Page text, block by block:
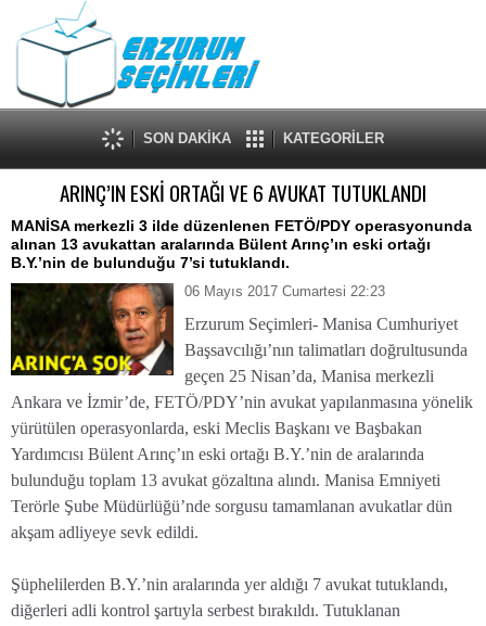
SON DAKİKA KATEGORİLER
ARINÇ’IN ESKİ ORTAĞI VE 6 AVUKAT TUTUKLANDI
MANİSA merkezli 3 ilde düzenlenen FETÖ/PDY operasyonunda
alınan 13 avukattan aralarında Bülent Arınç’ın eski ortağı
B.Y.’nin de bulunduğu 7’si tutuklandı.
06 Mayıs 2017 Cumartesi 22:23
Erzurum Seçimleri- Manisa Cumhuriyet
Başsavcılığı’nın talimatları doğrultusunda
geçen 25 Nisan’da, Manisa merkezli
Ankara ve İzmir’de, FETÖ/PDY’nin avukat yapılanmasına yönelik
yürütülen operasyonlarda, eski Meclis Başkanı ve Başbakan
Yardımcısı Bülent Arınç’ın eski ortağı B.Y.’nin de aralarında
bulunduğu toplam 13 avukat gözaltına alındı. Manisa Emniyeti
Terörle Şube Müdürlüğü’nde sorgusu tamamlanan avukatlar dün
akşam adliyeye sevk edildi.
Şüphelilerden B.Y.’nin aralarında yer aldığı 7 avukat tutuklandı,
diğerleri adli kontrol şartıyla serbest bırakıldı. Tutuklanan